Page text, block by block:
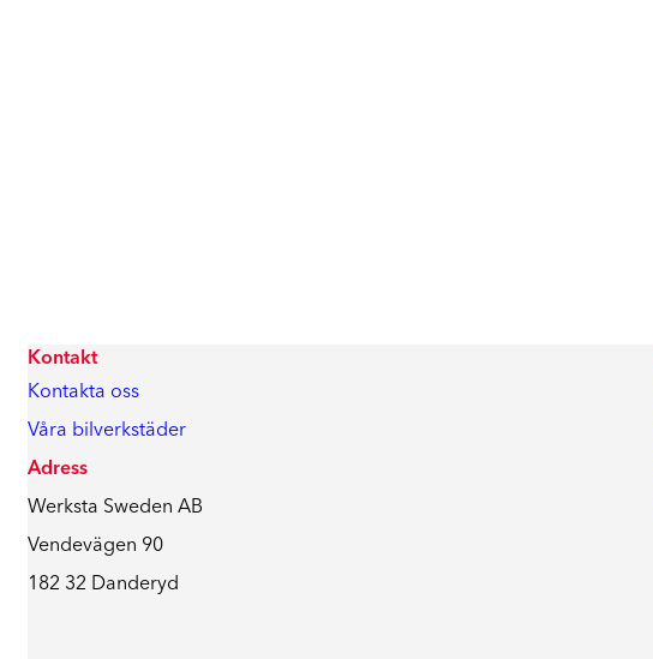
Kontakt
Kontakta oss
Våra bilverkstäder
Adress
Werksta Sweden AB
Vendevägen 90
182 32 Danderyd